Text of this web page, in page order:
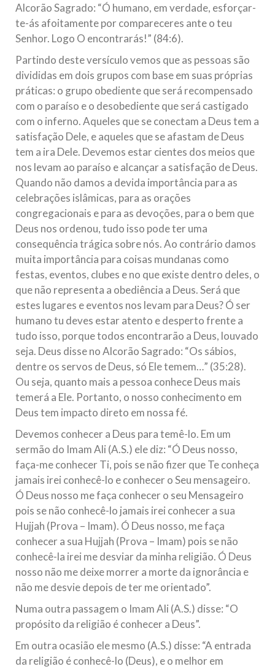
Alcorão Sagrado: “Ó humano, em verdade, esforçar-
te-ás afoitamente por compareceres ante o teu
Senhor. Logo O encontrarás!” (84:6).
Partindo deste versículo vemos que as pessoas são
divididas em dois grupos com base em suas próprias
práticas: o grupo obediente que será recompensado
com o paraíso e o desobediente que será castigado
com o inferno. Aqueles que se conectam a Deus tem a
satisfação Dele, e aqueles que se afastam de Deus
tem a ira Dele. Devemos estar cientes dos meios que
nos levam ao paraíso e alcançar a satisfação de Deus.
Quando não damos a devida importância para as
celebrações islâmicas, para as orações
congregacionais e para as devoções, para o bem que
Deus nos ordenou, tudo isso pode ter uma
consequência trágica sobre nós. Ao contrário damos
muita importância para coisas mundanas como
festas, eventos, clubes e no que existe dentro deles, o
que não representa a obediência a Deus. Será que
estes lugares e eventos nos levam para Deus? Ó ser
humano tu deves estar atento e desperto frente a
tudo isso, porque todos encontrarão a Deus, louvado
seja. Deus disse no Alcorão Sagrado: “Os sábios,
dentre os servos de Deus, só Ele temem…” (35:28).
Ou seja, quanto mais a pessoa conhece Deus mais
temerá a Ele. Portanto, o nosso conhecimento em
Deus tem impacto direto em nossa fé.
Devemos conhecer a Deus para temê-lo. Em um
sermão do Imam Ali (A.S.) ele diz: “Ó Deus nosso,
faça-me conhecer Ti, pois se não fizer que Te conheça
jamais irei conhecê-lo e conhecer o Seu mensageiro.
Ó Deus nosso me faça conhecer o seu Mensageiro
pois se não conhecê-lo jamais irei conhecer a sua
Hujjah (Prova – Imam). Ó Deus nosso, me faça
conhecer a sua Hujjah (Prova – Imam) pois se não
conhecê-la irei me desviar da minha religião. Ó Deus
nosso não me deixe morrer a morte da ignorância e
não me desvie depois de ter me orientado”.
Numa outra passagem o Imam Ali (A.S.) disse: “O
propósito da religião é conhecer a Deus”.
Em outra ocasião ele mesmo (A.S.) disse: “A entrada
da religião é conhecê-lo (Deus), e o melhor em